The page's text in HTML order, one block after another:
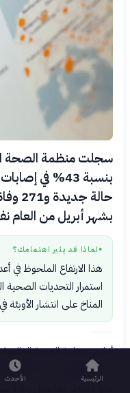
بشهر أبريل من العام
● لماذا قد يثير اهتمامك؟
هذا الارتفاع الملحوظ في
استمرار التحديات الصحية
المناخ على انتشار الأوبئة
الرئيسية الأحدث